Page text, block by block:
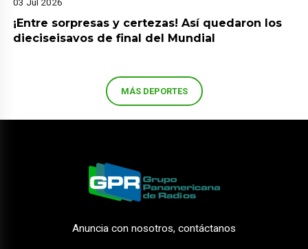
¡Entre sorpresas y certezas! Así quedaron los
dieciseisavos de final del Mundial
MÁS DEPORTES
Anuncia con nosotros, contáctanos